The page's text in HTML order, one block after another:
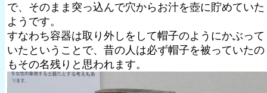
で、そのまま突っ込んで穴からお汁を壺に貯めていた
ようです。
すなわち容器は取り外しをして帽子のようにかぶって
いたということで、昔の人は必ず帽子を被っていたの
もその名残りと思われます。